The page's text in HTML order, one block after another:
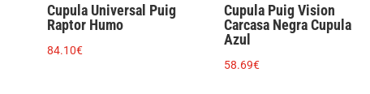
Cupula Universal Puig
Raptor Humo
84.10€
Cupula Puig Vision
Carcasa Negra Cupula
Azul
58.69€